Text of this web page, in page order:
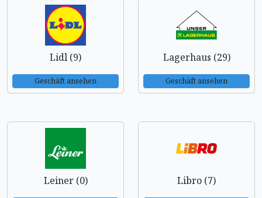
Lidl (9)
Geschäft ansehen
Lagerhaus (29)
Geschäft ansehen
Leiner (0) Libro (7)